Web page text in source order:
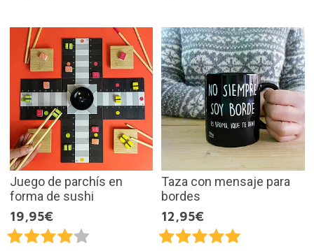
Juego de parchís en
forma de sushi
19,95€
Taza con mensaje para
bordes
12,95€